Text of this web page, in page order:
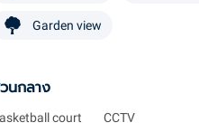
Garden view
นกลาง
court CCTV